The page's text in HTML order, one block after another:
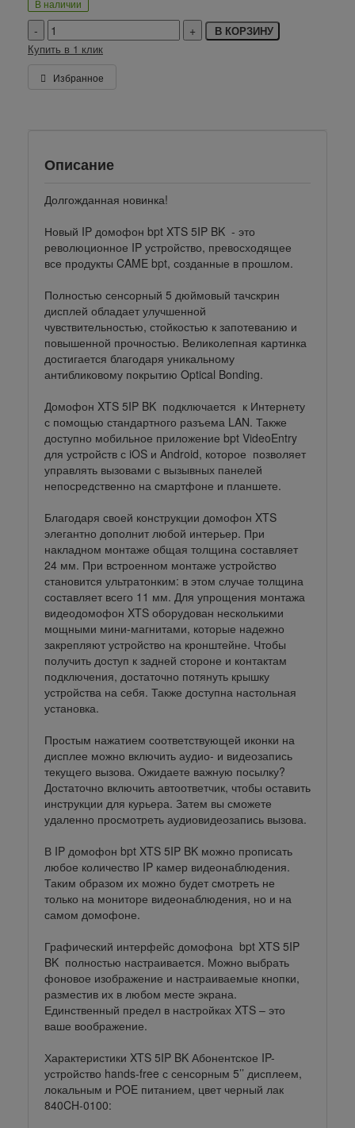
В наличии
В КОРЗИНУ
Купить в 1 клик
Избранное
Описание
Долгожданная новинка!
Новый IP домофон bpt XTS 5IP BK - это
революционное IP устройство, превосходящее
все продукты CAME bpt, созданные в прошлом.
Полностью сенсорный 5 дюймовый тачскрин
дисплей обладает улучшенной
чувствительностью, стойкостью к запотеванию и
повышенной прочностью. Великолепная картинка
достигается благодаря уникальному
антибликовому покрытию Optical Bonding.
Домофон XTS 5IP BK подключается к Интернету
с помощью стандартного разъема LAN. Также
доступно мобильное приложение bpt VideoEntry
для устройств с iOS и Android, которое позволяет
управлять вызовами с вызывных панелей
непосредственно на смартфоне и планшете.
Благодаря своей конструкции домофон XTS
элегантно дополнит любой интерьер. При
накладном монтаже общая толщина составляет
24 мм. При встроенном монтаже устройство
становится ультратонким: в этом случае толщина
составляет всего 11 мм. Для упрощения монтажа
видеодомофон XTS оборудован несколькими
мощными мини-магнитами, которые надежно
закрепляют устройство на кронштейне. Чтобы
получить доступ к задней стороне и контактам
подключения, достаточно потянуть крышку
устройства на себя. Также доступна настольная
установка.
Простым нажатием соответствующей иконки на
дисплее можно включить аудио- и видеозапись
текущего вызова. Ожидаете важную посылку?
Достаточно включить автоответчик, чтобы оставить
инструкции для курьера. Затем вы сможете
удаленно просмотреть аудиовидеозапись вызова.
В IP домофон bpt XTS 5IP BK можно прописать
любое количество IP камер видеонаблюдения.
Таким образом их можно будет смотреть не
только на мониторе видеонаблюдения, но и на
самом домофоне.
Графический интерфейс домофона bpt XTS 5IP
BK полностью настраивается. Можно выбрать
фоновое изображение и настраиваемые кнопки,
разместив их в любом месте экрана.
Единственный предел в настройках XTS – это
ваше воображение.
Характеристики XTS 5IP BK Абонентское IP-
устройство hands-free с сенсорным 5’’ дисплеем,
локальным и POE питанием, цвет черный лак
840CH-0100: